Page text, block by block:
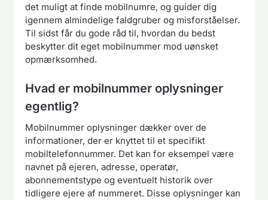
det muligt at finde mobilnumre, og guider dig
igennem almindelige faldgruber og misforståelser.
Til sidst får du gode råd til, hvordan du bedst
beskytter dit eget mobilnummer mod uønsket
opmærksomhed.
Hvad er mobilnummer oplysninger
egentlig?
Mobilnummer oplysninger dækker over de
informationer, der er knyttet til et specifikt
mobiltelefonnummer. Det kan for eksempel være
navnet på ejeren, adresse, operatør,
abonnementstype og eventuelt historik over
tidligere ejere af nummeret. Disse oplysninger kan